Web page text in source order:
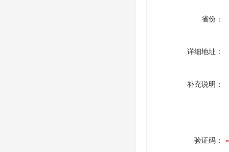
省份：
详细地址：
补充说明：
验证码：